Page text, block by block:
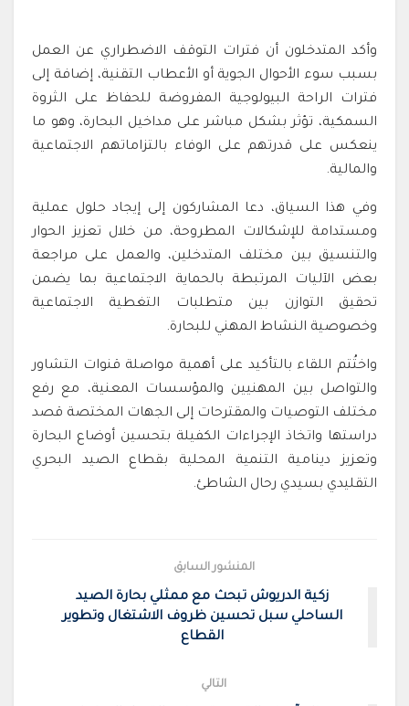
وأكد المتدخلون أن فترات التوقف الاضطراري عن العمل
بسبب سوء الأحوال الجوية أو الأعطاب التقنية، إضافة إلى
فترات الراحة البيولوجية المفروضة للحفاظ على الثروة
السمكية، تؤثر بشكل مباشر على مداخيل البحارة، وهو ما
ينعكس على قدرتهم على الوفاء بالتزاماتهم الاجتماعية
والمالية.
وفي هذا السياق، دعا المشاركون إلى إيجاد حلول عملية
ومستدامة للإشكالات المطروحة، من خلال تعزيز الحوار
والتنسيق بين مختلف المتدخلين، والعمل على مراجعة
بعض الآليات المرتبطة بالحماية الاجتماعية بما يضمن
تحقيق التوازن بين متطلبات التغطية الاجتماعية
وخصوصية النشاط المهني للبحارة.
واختُتم اللقاء بالتأكيد على أهمية مواصلة قنوات التشاور
والتواصل بين المهنيين والمؤسسات المعنية، مع رفع
مختلف التوصيات والمقترحات إلى الجهات المختصة قصد
دراستها واتخاذ الإجراءات الكفيلة بتحسين أوضاع البحارة
وتعزيز دينامية التنمية المحلية بقطاع الصيد البحري
التقليدي بسيدي رحال الشاطئ.
المنشور السابق
زكية الدريوش تبحث مع ممثلي بحارة الصيد
الساحلي سبل تحسين ظروف الاشتغال وتطوير
القطاع
التالي